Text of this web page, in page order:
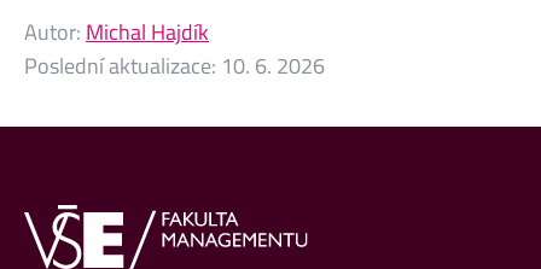
Autor: Michal Hajdík
Poslední aktualizace: 10. 6. 2026